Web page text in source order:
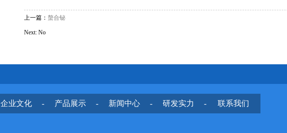
上一篇：螯合铋
Next: No
-
企业文化 -
产品展示 -
新闻中心 -
研发实力 联系我们